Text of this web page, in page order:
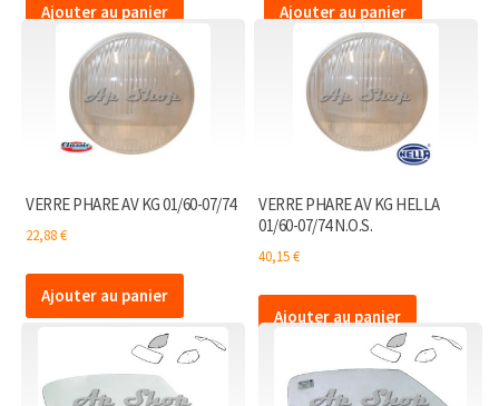
Ajouter au panier Ajouter au panier
VERRE PHARE AV KG 01/60-07/74
22,88€
Ajouter au panier
VERRE PHARE AV KG HELLA
01/60-07/74 N.O.S.
40,15€
Ajouter au panier